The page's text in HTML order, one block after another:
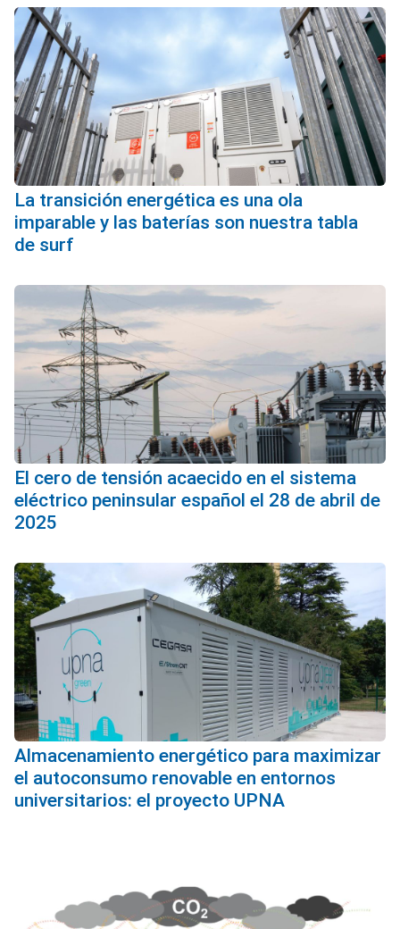
La transición energética es una ola
imparable y las baterías son nuestra tabla
de surf
El cero de tensión acaecido en el sistema
eléctrico peninsular español el 28 de abril de
2025
Almacenamiento energético para maximizar
el autoconsumo renovable en entornos
universitarios: el proyecto UPNA